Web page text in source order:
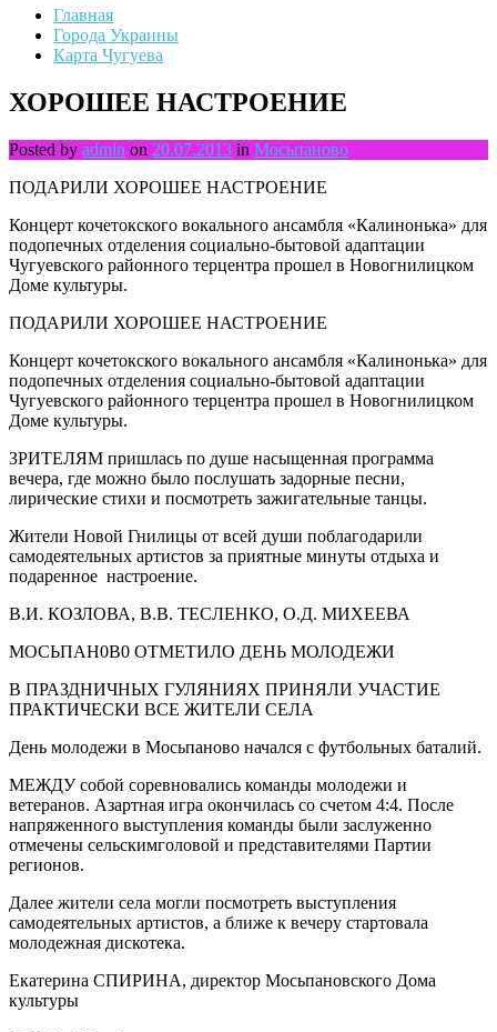
Главная
Города Украины
Карта Чугуева
ХОРОШЕЕ НАСТРОЕНИЕ
Posted by admin on 20.07.2013 in Мосьпаново
ПОДАРИЛИ ХОРОШЕЕ НАСТРОЕНИЕ
Концерт кочетокского вокального ансамбля «Калинонька» для
подопечных отделения социально-бытовой адаптации
Чугуевского районного терцентра прошел в Новогнилицком
Доме культуры.
ПОДАРИЛИ ХОРОШЕЕ НАСТРОЕНИЕ
Концерт кочетокского вокального ансамбля «Калинонька» для
подопечных отделения социально-бытовой адаптации
Чугуевского районного терцентра прошел в Новогнилицком
Доме культуры.
ЗРИТЕЛЯМ пришлась по душе насыщенная программа
вечера, где можно было послушать задорные песни,
лирические стихи и посмотреть зажигательные танцы.
Жители Новой Гнилицы от всей души поблагодарили
самодеятельных артистов за приятные минуты отдыха и
подаренное настроение.
В.И. КОЗЛОВА, В.В. ТЕСЛЕНКО, О.Д. МИХЕЕВА
МОСЬПАН0В0 ОТМЕТИЛО ДЕНЬ МОЛОДЕЖИ
В ПРАЗДНИЧНЫХ ГУЛЯНИЯХ ПРИНЯЛИ УЧАСТИЕ
ПРАКТИЧЕСКИ ВСЕ ЖИТЕЛИ СЕЛА
День молодежи в Мосьпаново начался с футбольных баталий.
МЕЖДУ собой соревновались команды молодежи и
ветеранов. Азартная игра окончилась со счетом 4:4. После
напряженного выступления команды были заслуженно
отмечены сельскимголовой и представителями Партии
регионов.
Далее жители села могли посмотреть выступления
самодеятельных артистов, а ближе к вечеру стартовала
молодежная дискотека.
Екатерина СПИРИНА, директор Мосьпановского Дома
культуры